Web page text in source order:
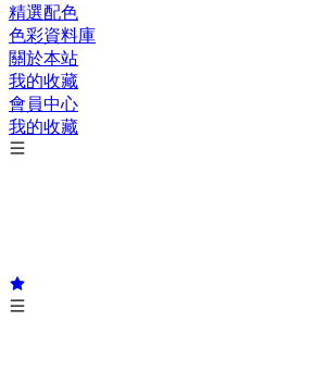
精選配色
色彩資料庫
關於本站
我的收藏
會員中心
我的收藏